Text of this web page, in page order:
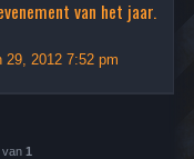
van het jaar.
29, 2012 7:52 pm
van 1